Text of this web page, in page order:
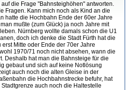
die Frage "Bahnsteighöhen" antworten.
Fragen. Kann mich noch als Kind an die
hatte die Hochbahn Ende der 60er Jahre
mußte (zum Glück) ja noch Jahre mit
Nürnberg wollte damals schon die U1
doch ich denke die Stadt Fürth hat die
Mitte oder Ende der 70er Jahre
1970/71 noch nicht absehen, wann die
Deshalb hat man die Bahnsteige für die
gebaut und sich auf keine Notlösung
auch noch die alten Gleise in der
die Hochbahnstrecke befuhr, hat
auch noch die Haltestelle